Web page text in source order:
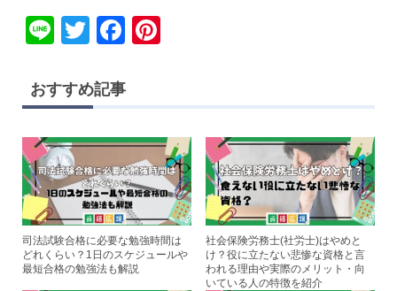
Li
e
T
tt
er
F
c
b
o
o
k
st
おすすめ記事
司法試験合格に必要な勉強時間は
どれくらい？1日のスケジュールや
最短合格の勉強法も解説
社会保険労務士(社労士)はやめと
け？役に立たない悲惨な資格と言
われる理由や実際のメリット・向
いている人の特徴を紹介